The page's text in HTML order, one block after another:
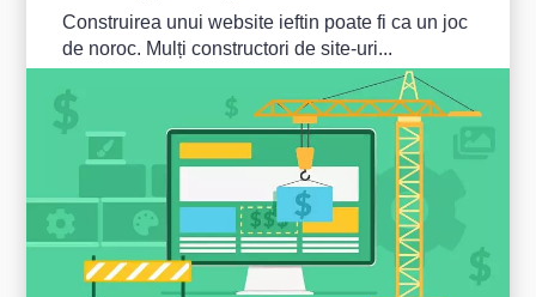
Construirea unui website ieftin poate fi ca un joc
de noroc. Mulți constructori de site-uri...